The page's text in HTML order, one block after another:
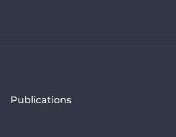
Publications